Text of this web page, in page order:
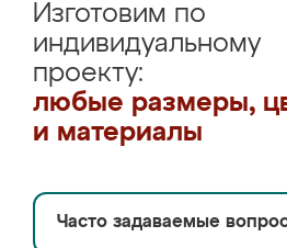
Изготовим по
индивидуальному
проекту:
любые размеры,
и материалы
Часто задаваемые